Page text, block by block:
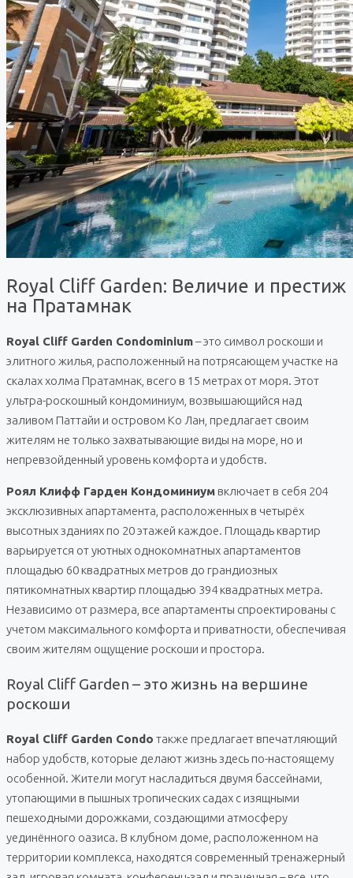
Royal Cliff Garden: Величие и престиж
на Пратамнак
Royal Cliff Garden Condominium– это символ роскоши и
элитного жилья, расположенный на потрясающем участке на
скалах холма Пратамнак, всего в 15 метрах от моря. Этот
ультра-роскошный кондоминиум, возвышающийся над
заливом Паттайи и островом Ко Лан, предлагает своим
жителям не только захватывающие виды на море, но и
непревзойденный уровень комфорта и удобств.
Роял Клифф Гарден Кондоминиум включает в себя 204
эксклюзивных апартамента, расположенных в четырёх
высотных зданиях по 20 этажей каждое. Площадь квартир
варьируется от уютных однокомнатных апартаментов
площадью 60 квадратных метров до грандиозных
пятикомнатных квартир площадью 394 квадратных метра.
Независимо от размера, все апартаменты спроектированы с
учетом максимального комфорта и приватности, обеспечивая
своим жителям ощущение роскоши и простора.
Royal Cliff Garden – это жизнь на вершине
роскоши
Royal Cliff Garden Condo также предлагает впечатляющий
набор удобств, которые делают жизнь здесь по-настоящему
особенной. Жители могут насладиться двумя бассейнами,
утопающими в пышных тропических садах с изящными
пешеходными дорожками, создающими атмосферу
уединённого оазиса. В клубном доме, расположенном на
территории комплекса, находятся современный тренажерный